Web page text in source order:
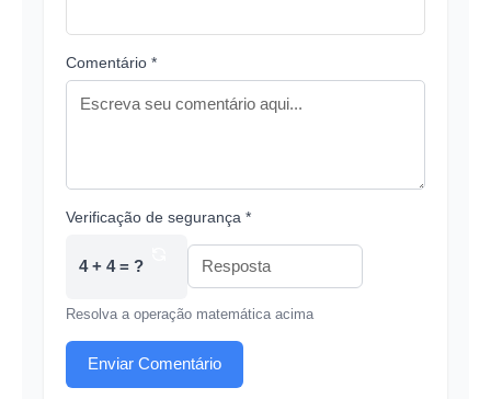
Comentário *
Verificação de segurança *
4 + 4 = ?
Resolva a operação matemática acima
Enviar Comentário